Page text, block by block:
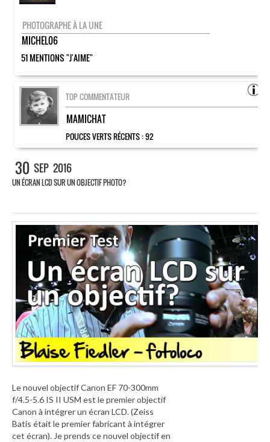
PHOTOGRAPHE À LA UNE
MICHEL06
51 MENTIONS "J'AIME"
TOP COMMENTATEUR
MAMICHAT
POUCES VERTS RÉCENTS :92
30 SEP 2016
UN ÉCRAN LCD SUR UN OBJECTIF PHOTO?
Le nouvel objectif Canon EF 70-300mm
f/4.5-5.6 IS II USM est le premier objectif
Canon à intégrer un écran LCD. (Zeiss
Batis était le premier fabricant à intégrer
cet écran). Je prends ce nouvel objectif en